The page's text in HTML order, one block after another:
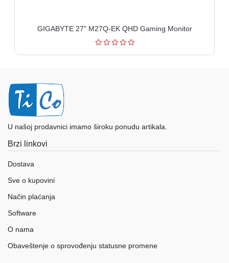
Kućni
aparati
Software
kategorije
GIGABYTE 27" M27Q-EK QHD Gaming Monitor
U našoj prodavnici imamo široku ponudu artikala.
Brzi linkovi
Dostava
Sve o kupovini
Način plaćanja
Software
O nama
Obaveštenje o sprovođenju statusne promene